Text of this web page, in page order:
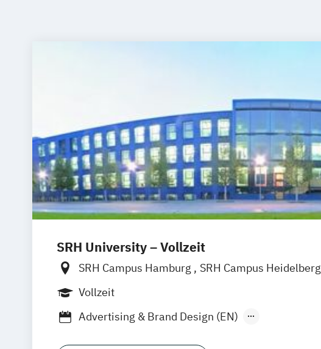
SRH University – Vollzeit
SRH Campus Hamburg
SRH Campus Heidelberg
SRH Campus Berlin
SRH Campus Düsseldorf SRH Campus Fürth
Vollzeit
Advertising & Brand Design (EN)